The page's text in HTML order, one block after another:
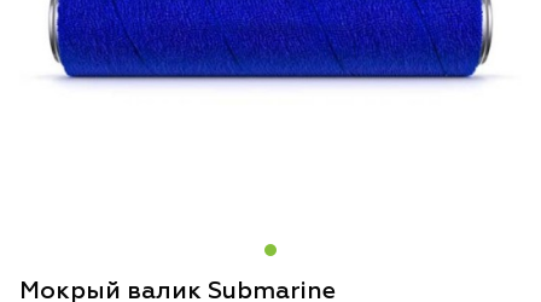
Мокрый валик Submarine